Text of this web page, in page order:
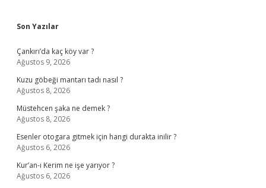
Sidebar
Son Yazılar
Çankırı’da kaç köy var ?
Ağustos 9, 2026
Kuzu göbeği mantarı tadı nasıl ?
Ağustos 8, 2026
Müstehcen şaka ne demek ?
Ağustos 8, 2026
Esenler otogara gitmek için hangi durakta inilir ?
Ağustos 6, 2026
Kur’an-ı Kerim ne işe yarıyor ?
Ağustos 6, 2026